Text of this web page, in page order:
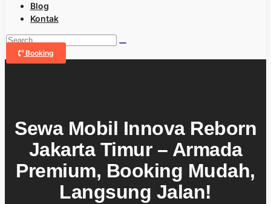
Blog
Kontak
Booking
Sewa Mobil Innova Reborn
Jakarta Timur – Armada
Premium, Booking Mudah,
Langsung Jalan!